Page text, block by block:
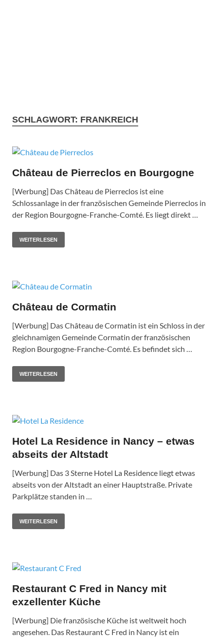
SCHLAGWORT: FRANKREICH
Château de Pierreclos en Bourgogne
[Werbung] Das Château de Pierreclos ist eine
Schlossanlage in der französischen Gemeinde Pierreclos in
der Region Bourgogne-Franche-Comté. Es liegt direkt …
WEITERLESEN
Château de Cormatin
[Werbung] Das Château de Cormatin ist ein Schloss in der
gleichnamigen Gemeinde Cormatin der französischen
Region Bourgogne-Franche-Comté. Es befindet sich …
WEITERLESEN
Hotel La Residence in Nancy – etwas
abseits der Altstadt
[Werbung] Das 3 Sterne Hotel La Residence liegt etwas
abseits von der Altstadt an einer Hauptstraße. Private
Parkplätze standen in …
WEITERLESEN
Restaurant C Fred in Nancy mit
exzellenter Küche
[Werbung] Die französische Küche ist weltweit hoch
angesehen. Das Restaurant C Fred in Nancy ist ein